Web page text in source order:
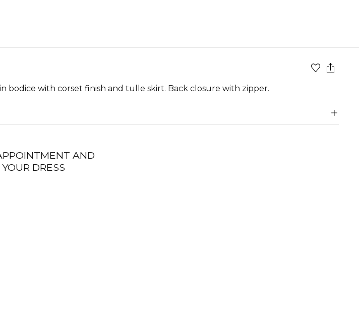
bodice with corset finish and tulle skirt. Back closure with zipper.
AND
DRESS